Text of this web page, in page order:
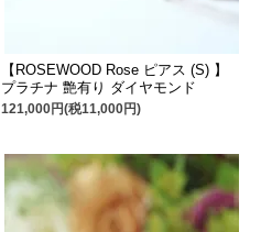
【ROSEWOOD Rose ピアス (S) 】
プラチナ 艶有り ダイヤモンド
121,000円(税11,000円)